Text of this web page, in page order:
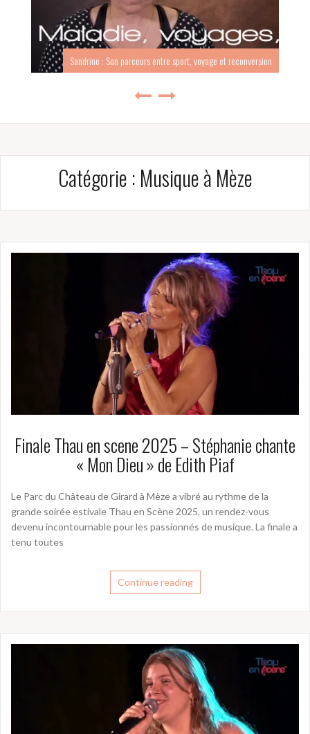
Sandrine : Son parcours entre sport, voyage et reconversion
Catégorie : Musique à Mèze
Finale Thau en scene 2025 – Stéphanie chante
« Mon Dieu » de Edith Piaf
Le Parc du Château de Girard à Mèze a vibré au rythme de la
grande soirée estivale Thau en Scène 2025, un rendez-vous
devenu incontournable pour les passionnés de musique. La finale a
tenu toutes
Continue reading